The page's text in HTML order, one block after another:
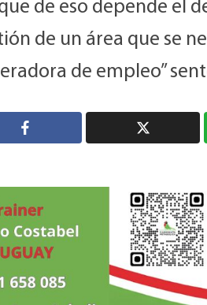
de eso depende el
de un área que se
de empleo”